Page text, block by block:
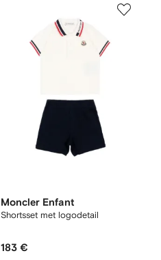
Moncler Enfant
Shortsset met logodetail
183 €